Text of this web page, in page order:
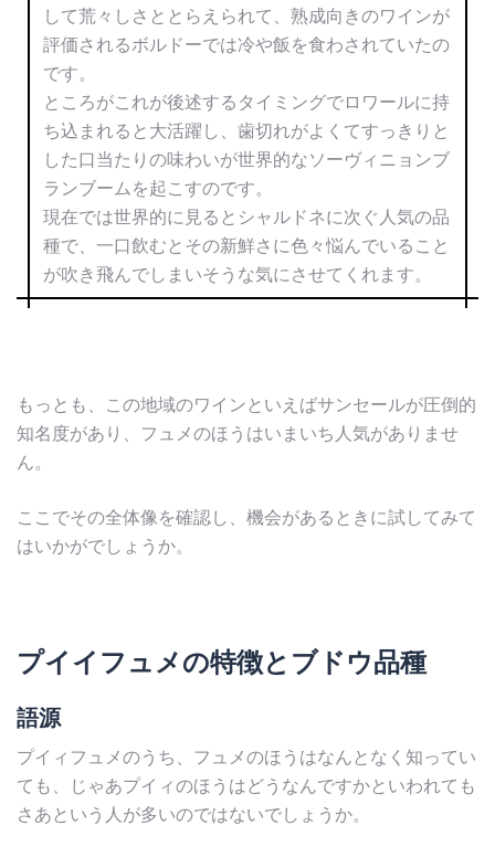
して荒々しさととらえられて、熟成向きのワインが
評価されるボルドーでは冷や飯を食わされていたの
です。
ところがこれが後述するタイミングでロワールに持
ち込まれると大活躍し、歯切れがよくてすっきりと
した口当たりの味わいが世界的なソーヴィニョンブ
ランブームを起こすのです。
現在では世界的に見るとシャルドネに次ぐ人気の品
種で、一口飲むとその新鮮さに色々悩んでいること
が吹き飛んでしまいそうな気にさせてくれます。
もっとも、この地域のワインといえばサンセールが圧倒的
知名度があり、フュメのほうはいまいち人気がありませ
ん。
ここでその全体像を確認し、機会があるときに試してみて
はいかがでしょうか。
プイイフュメの特徴とブドウ品種
語源
プイィフュメのうち、フュメのほうはなんとなく知ってい
ても、じゃあプイィのほうはどうなんですかといわれても
さあという人が多いのではないでしょうか。